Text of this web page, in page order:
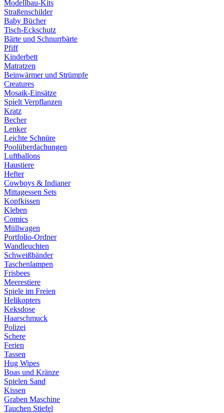
Modellbau-Kits
Straßenschilder
Baby Bücher
Tisch-Eckschutz
Bärte und Schnurrbärte
Pfiff
Kinderbett
Matratzen
Beinwärmer und Strümpfe
Creatures
Mosaik-Einsätze
Spielt Verpflanzen
Kratz
Becher
Lenker
Leichte Schnüre
Poolüberdachungen
Luftballons
Haustiere
Hefter
Cowboys & Indianer
Mittagessen Sets
Kopfkissen
Kleben
Comics
Müllwagen
Portfolio-Ordner
Wandleuchten
Schweißbänder
Taschenlampen
Frisbees
Meerestiere
Spiele im Freien
Helikopters
Keksdose
Haarschmuck
Polizei
Schere
Ferien
Tassen
Hug Wipes
Boas und Kränze
Spielen Sand
Kissen
Graben Maschine
Tauchen Stiefel